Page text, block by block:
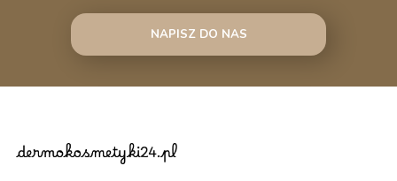
NAPISZ DO NAS